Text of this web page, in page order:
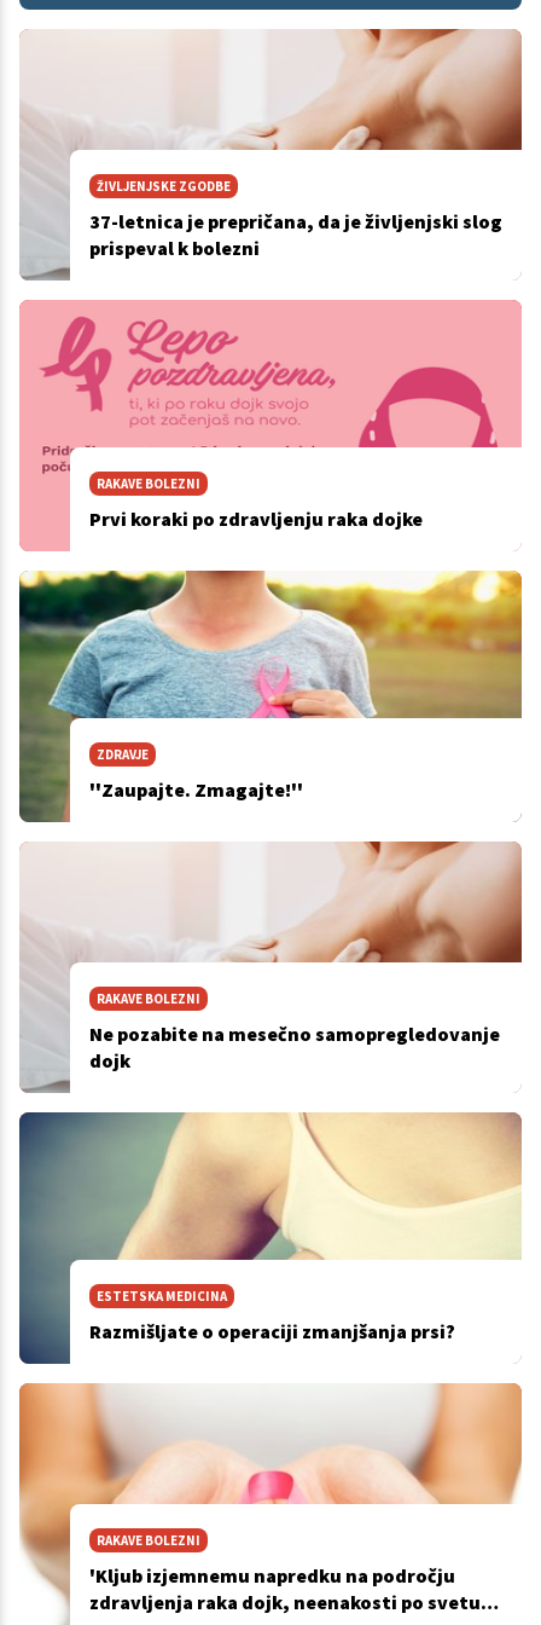
ŽIVLJENJSKE ZGODBE
37-letnica je prepričana, da je življenjski slog
prispeval k bolezni
RAKAVE BOLEZNI
Prvi koraki po zdravljenju raka dojke
ZDRAVJE
''Zaupajte. Zmagajte!''
RAKAVE BOLEZNI
Ne pozabite na mesečno samopregledovanje
dojk
ESTETSKA MEDICINA
Razmišljate o operaciji zmanjšanja prsi?
RAKAVE BOLEZNI
'Kljub izjemnemu napredku na področju
zdravljenja raka dojk, neenakosti po svetu